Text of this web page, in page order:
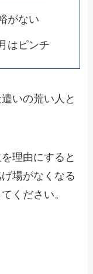
がない
はピンチ
いの荒い人と
理由にすると
場がなくなる
ください。